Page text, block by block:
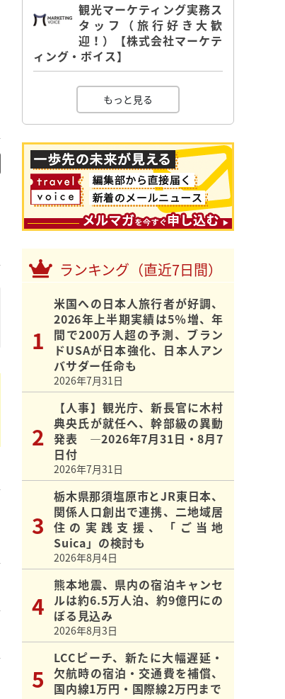
観光マーケティング実務ス
タッフ（旅行好き大歓
迎！）【株式会社マーケテ
ィング・ボイス】
もっと見る
ランキング（直近7日間）
米国への日本人旅行者が好調、
2026年上半期実績は5％増、年
間で200万人超の予測、ブラン
ドUSAが日本強化、日本人アン
バサダー任命も
2026年7月31日
【人事】観光庁、新長官に木村
典央氏が就任へ、幹部級の異動
発表 ―2026年7月31日・8月7
日付
2026年7月31日
栃木県那須塩原市とJR東日本、
関係人口創出で連携、二地域居
住の実践支援、「ご当地
Suica」の検討も
2026年8月4日
熊本地震、県内の宿泊キャンセ
ルは約6.5万人泊、約9億円にの
ぼる見込み
2026年8月3日
LCCピーチ、新たに大幅遅延・
欠航時の宿泊・交通費を補償、
国内線1万円・国際線2万円まで